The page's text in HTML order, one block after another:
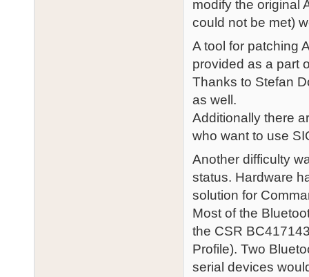
modify the original
could not be met)
A tool for patching
provided as a part
Thanks to Stefan
as well.
Additionally there
who want to use
Another difficulty
status. Hardware
solution for
Most of the
the CSR
Profile). Two
serial devices